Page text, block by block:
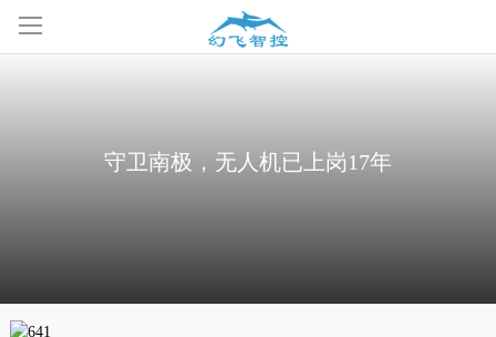
守卫南极，无人机已上岗17年